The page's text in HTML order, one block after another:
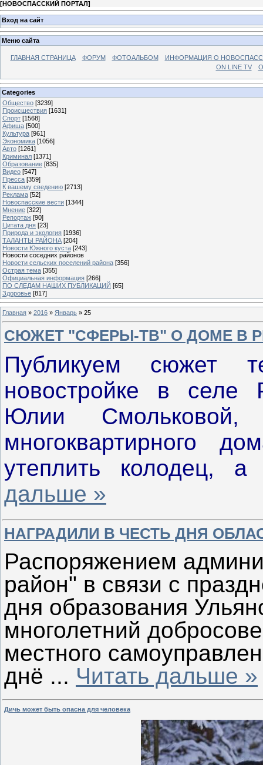
[НОВОСПАССКИЙ ПОРТАЛ]
Вход на сайт
Меню сайта
ГЛАВНАЯ СТРАНИЦА ФОРУМ ФОТОАЛЬБОМ
ИНФОРМАЦИЯ О
ON LINE TV
Categories
Общество [3239]
Происшествия [1631]
Спорт [1568]
Афиша [500]
Культура [961]
Экономика [1056]
Авто [1261]
Криминал [1371]
Образование [835]
Видео [547]
Пресса [359]
К вашему сведению [2713]
Реклама [52]
Новоспасские вести [1344]
Мнение [322]
Репортаж [90]
Цитата дня [23]
Природа и экология [1936]
ТАЛАНТЫ РАЙОНА [204]
Новости Южного куста [243]
Новости соседних районов
Новости сельских поселений района [356]
Острая тема [355]
Официальная информация [266]
ПО СЛЕДАМ НАШИХ ПУБЛИКАЦИЙ [65]
Здоровье [817]
Главная » 2016 » Январь » 25
СЮЖЕТ "СФЕРЫ-ТВ" О ДОМЕ В
Публикуем сюжет
новостройке в селе
Юлии Смольковой,
многоквартирного
утеплить колодец,
дальше »
НАГРАДИЛИ В ЧЕСТЬ ДНЯ
Распоряжением
район" в связи с
дня образования
многолетний
местного
днё ... Читать дальше »
Дичь может быть опасна для человека